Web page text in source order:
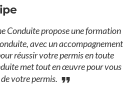
Conduite propose une formation
avec un accompagnement
réussir votre permis en toute
met tout en œuvre pour vous
votre permis.